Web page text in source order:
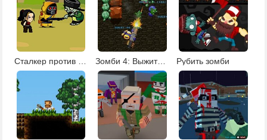
Зомби 4: Выжить в зомби-апокалипсисе Рубить зомби